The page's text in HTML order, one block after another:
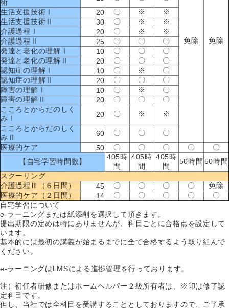
免除 免除
術
生活支援技術Ⅰ
20 〇 ※
※
生活支援技術Ⅱ
30 〇 ※
※
介護過程Ⅰ
20 〇 ※
※
介護過程Ⅱ
25 〇 〇
〇
発達と老化の理解Ⅰ
10 〇 〇
〇
発達と老化の理解Ⅱ
20 〇 〇
〇
認知症の理解Ⅰ
10 〇 ※
〇
認知症の理解Ⅱ
20 〇 〇
〇
障害の理解Ⅰ
10 〇 ※
〇
障害の理解Ⅱ
20 〇 〇
〇
こころとからだのしく
みⅠ
20 〇 ※
※
こころとからだのしく
みⅡ
60 〇 〇
〇
医療的ケア
50 〇 〇 〇 〇
〇
【自宅学習時間数】
405時
間
405時
間
405時
間
50時間 50時間
スクーリング
介護過程Ⅲ（６日間）
45 〇 〇 〇 〇
免除
医療的ケア（２日間）
14 〇 〇 〇 〇
〇
自宅学習について
e-ラーニングまたは紙添削を選択して頂きます。
提出期限の定めは特にありませんが、科目ごとに合格点を設定して
います。
基本的には最初の講義が始まるまでに全て合格するよう取り組んで
ください。
e-ラーニングはLMSによる進捗管理を行っております。
注）初任者研修またはホームヘルパー２級所有者は、※印は修了認
定科目です。
但し、当社では全科目を受講することとしておりますので、ご了承